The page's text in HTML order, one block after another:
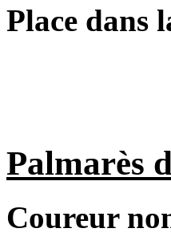
Place dans
Palmarès
Coureur